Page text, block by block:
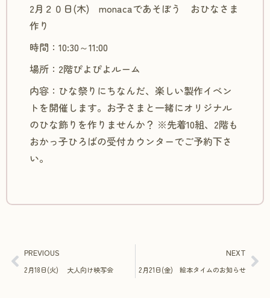
2月２０日(木) monacaであそぼう おひなさま
作り
時間：10:30～11:00
場所：2階ぴよぴよルーム
内容：ひな祭りにちなんだ、楽しい製作イベン
トを開催します。お子さまと一緒にオリジナル
のひな飾りを作りませんか？ ※先着10組、2階も
おかっ子ひろばの受付カウンターでご予約下さ
い。
PREVIOUS
2月18日(火) 大人向け映写会
NEXT
2月21日(金) 絵本タイムのお知らせ